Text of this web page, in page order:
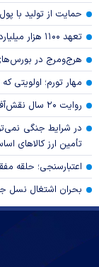
حمایت از تولید با
تعهد ۱۱۰۰ هزار میلیارد تومانی دولت برای تامین کالابرگ
هرج‌ومرج در
مهار تورم؛ اولویتی
روایت ۲۰ سال نقش‌آفرینی «به‌پرداخت ملت» در اقتصاد دیجیتال ایران
در شرایط جنگی
تأمین ارز کالا‌های
اعتبارسنجی؛ حلقه
بحران اشتغال نسل